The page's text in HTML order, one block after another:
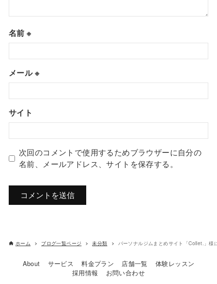
名前※
メール※
サイト
次回のコメントで使用するためブラウザーに自分の
名前、メールアドレス、サイトを保存する。
ホーム ブログ一覧ページ 未分類 パーソナルジムまとめサイト「Collet.」
About サービス 料金プラン 店舗一覧
体験レッスン
採用情報
お問い合わせ